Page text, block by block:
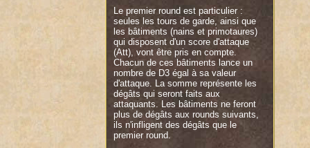
Le premier round est particulier :
seules les tours de garde, ainsi que
les bâtiments (nains et primotaures)
qui disposent d'un score d'attaque
(Att), vont être pris en compte.
Chacun de ces bâtiments lance un
nombre de D3 égal à sa valeur
d'attaque. La somme représente les
dégâts qui seront faits aux
attaquants. Les bâtiments ne feront
plus de dégâts aux rounds suivants,
ils n'infligent des dégâts que le
premier round.